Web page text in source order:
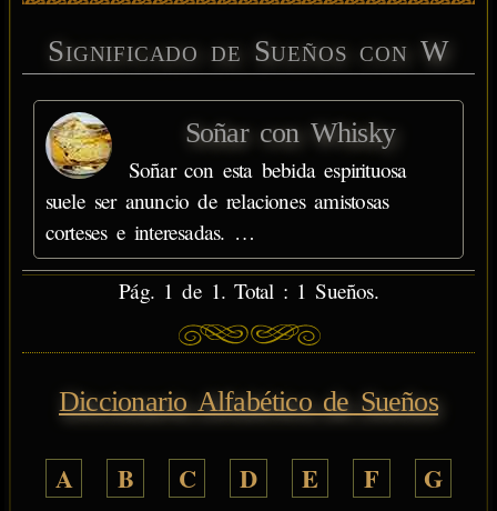
Significado de Sueños con W
Soñar con Whisky
Soñar con esta bebida espirituosa
suele ser anuncio de relaciones amistosas
corteses e interesadas. …
Pág. 1 de 1. Total : 1 Sueños.
Diccionario Alfabético de Sueños
A B C D E F
G